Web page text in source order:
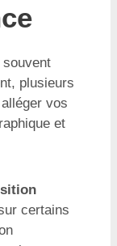
souvent
plusieurs
vos
et
certains